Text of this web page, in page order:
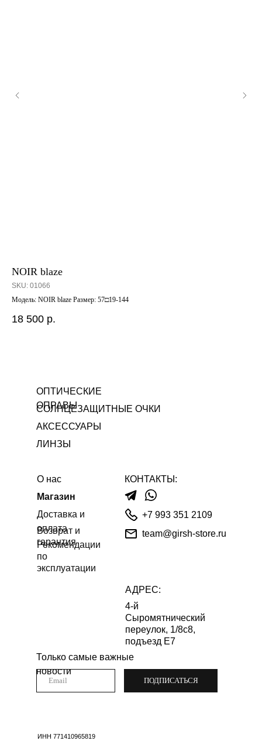
NOIR blaze
SKU: 01066
Модель: NOIR blaze Размер: 57□19-144
18 500 р.
ОПТИЧЕСКИЕ
ОПРАВЫ
СОЛНЦЕЗАЩИТНЫЕ ОЧКИ
+7 993 351 2109
Только самые важные
новости
ПОДПИСАТЬСЯ
4-й
Сыромятнический
переулок, 1/8с8,
подъезд Е7
АДРЕС:
Магазин
ИНН 771410965819
О нас
team@girsh-store.ru
Рекомендации
по
эксплуатации
Доставка и
оплата
КОНТАКТЫ:
Возврат и
гарантия
ЛИНЗЫ
АКСЕССУАРЫ